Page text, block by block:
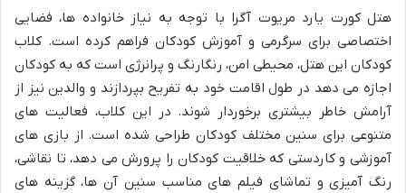
هتل کورت یارد مریوت آگرا با توجه به نیاز خانواده ها، فضایی
اختصاصی برای سرگرمی و آموزش کودکان فراهم کرده است. کلاب
کودکان این هتل، محیطی امن، رنگارنگ و پرانرژی است که به کودکان
اجازه می دهد در طول اقامت خود به تفریح بپردازند و والدین نیز از
آرامش خاطر بیشتری برخوردار شوند. در این کلاب، فعالیت های
متنوعی برای سنین مختلف کودکان طراحی شده است. از بازی های
آموزشی و کاردستی که خلاقیت کودکان را پرورش می دهد، تا نقاشی،
رنگ آمیزی و تماشای فیلم های مناسب سنین آن ها، گزینه های